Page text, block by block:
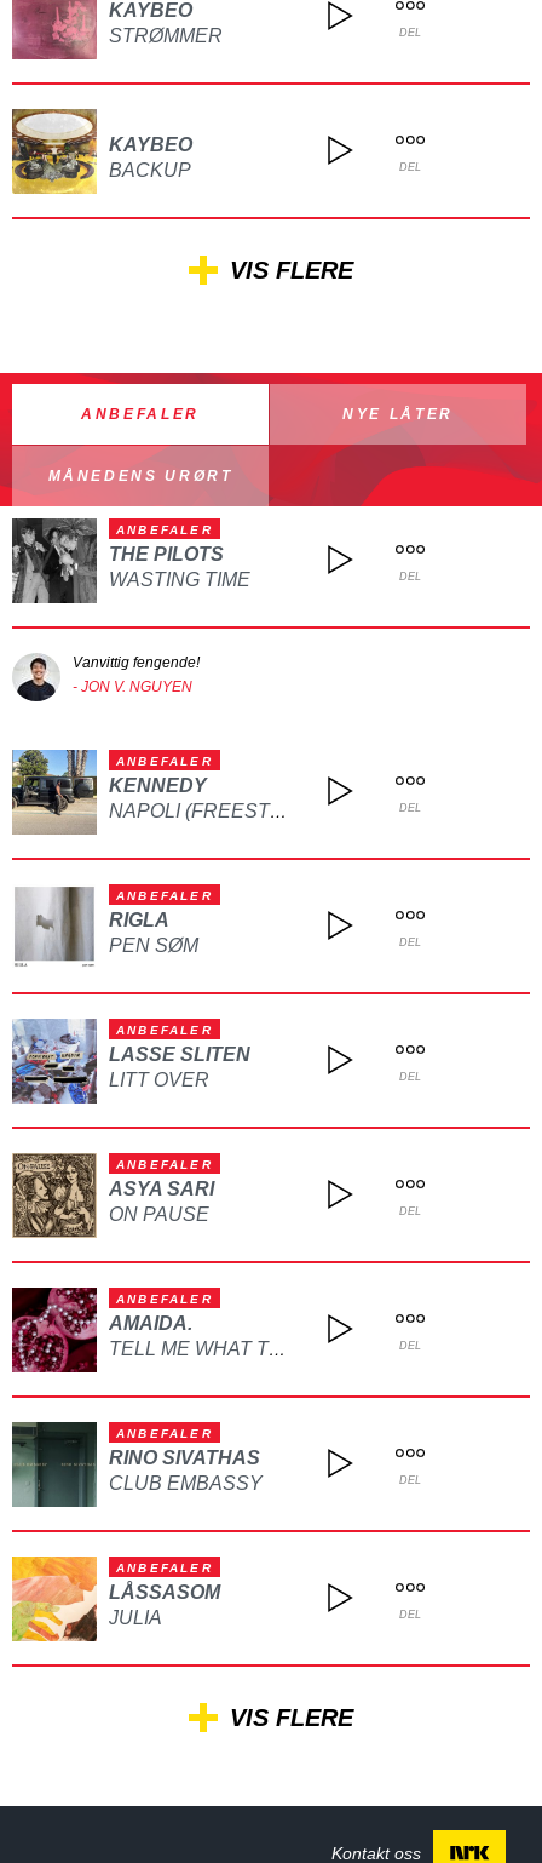
KAYBEO
STRØMMER
DEL
KAYBEO
BACKUP
DEL
VIS FLERE
ANBEFALER NYE LÅTER
MÅNEDENS URØRT
ANBEFALER
THE PILOTS
WASTING TIME
DEL
Vanvittig fengende!
- JON V. NGUYEN
ANBEFALER
KENNEDY
NAPOLI (FREESTYLE) DEL
ANBEFALER
RIGLA
PEN SØM
DEL
ANBEFALER
LASSE SLITEN
LITT OVER
DEL
ANBEFALER
ASYA SARI
ON PAUSE
DEL
ANBEFALER
AMAIDA.
TELL ME WHAT TO DO DEL
ANBEFALER
RINO SIVATHAS
CLUB EMBASSY
DEL
ANBEFALER
LÅSSASOM
JULIA
DEL
VIS FLERE
Kontakt oss